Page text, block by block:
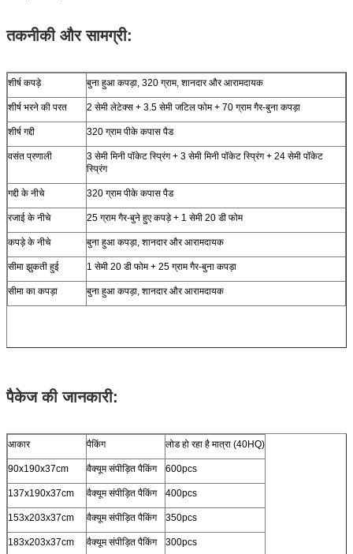
तकनीकी और सामग्री:
शीर्ष कपड़े बुना हुआ कपड़ा, 320 ग्राम, शानदार और आरामदायक
शीर्ष भरने की परत 2 सेमी लेटेक्स + 3.5 सेमी जटिल फोम + 70 ग्राम गैर-बुना कपड़ा
शीर्ष गद्दी 320 ग्राम पीके कपास पैड
वसंत प्रणाली
3 सेमी मिनी पॉकेट स्प्रिंग + 3 सेमी मिनी पॉकेट स्प्रिंग + 24 सेमी पॉकेट
स्प्रिंग
गद्दी के नीचे 320 ग्राम पीके कपास पैड
रजाई के नीचे 25 ग्राम गैर-बुने हुए कपड़े + 1 सेमी 20 डी फोम
कपड़े के नीचे बुना हुआ कपड़ा, शानदार और आरामदायक
सीमा झुकती हुई 1 सेमी 20 डी फोम + 25 ग्राम गैर-बुना कपड़ा
सीमा का कपड़ा बुना हुआ कपड़ा, शानदार और आरामदायक
पैकेज की जानकारी:
आकार पैकिंग लोड हो रहा है मात्रा (40HQ)
90x190x37cm वैक्यूम संपीड़ित पैकिंग 600pcs
137x190x37cm वैक्यूम संपीड़ित पैकिंग 400pcs
153x203x37cm वैक्यूम संपीड़ित पैकिंग 350pcs
183x203x37cm वैक्यूम संपीड़ित पैकिंग 300pcs